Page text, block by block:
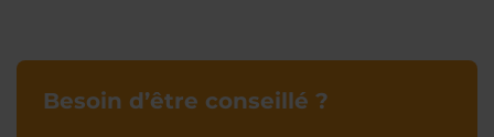
Besoin d’être conseillé ?